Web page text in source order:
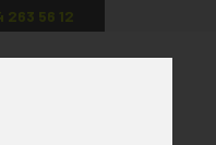
263 56 12